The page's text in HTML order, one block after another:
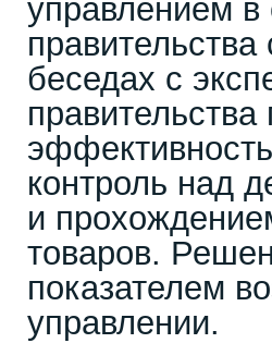
управлением
беседах с
правительства
контроль над
и
товаров.
показателем
управлении.